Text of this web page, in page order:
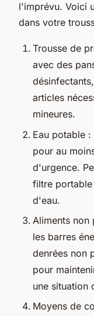
l'imprévu. Voici
dans votre
Trousse de
avec des
articles
mineures.
Eau potable
pour au
d'urgence.
filtre
d'eau.
Aliments non
les barres
denrées non
pour
une situation
Moyens de